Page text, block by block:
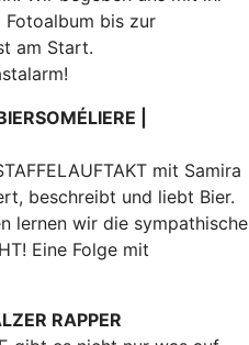
Fotoalbum bis zur
am Start.
|
mit Samira
beschreibt und liebt Bier.
lernen wir die sympathische
Eine Folge mit
RAPPER